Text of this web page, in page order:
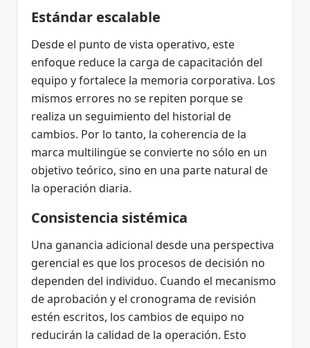
Estándar escalable
Desde el punto de vista operativo, este
enfoque reduce la carga de capacitación del
equipo y fortalece la memoria corporativa. Los
mismos errores no se repiten porque se
realiza un seguimiento del historial de
cambios. Por lo tanto, la coherencia de la
marca multilingüe se convierte no sólo en un
objetivo teórico, sino en una parte natural de
la operación diaria.
Consistencia sistémica
Una ganancia adicional desde una perspectiva
gerencial es que los procesos de decisión no
dependen del individuo. Cuando el mecanismo
de aprobación y el cronograma de revisión
estén escritos, los cambios de equipo no
reducirán la calidad de la operación. Esto